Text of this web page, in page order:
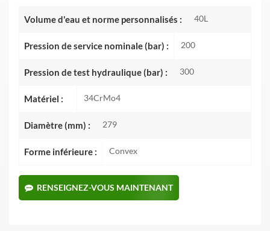
Volume d'eau et norme personnalisés : 40L
Pression de service nominale (bar) : 200
Pression de test hydraulique (bar) : 300
Matériel : 34CrMo4
Diamètre (mm) : 279
Forme inférieure : Convex
RENSEIGNEZ-VOUS MAINTENANT